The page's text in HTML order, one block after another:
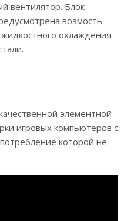
вентилятор. Блок
возмость
охлаждения.
элементной
игровых компьютеров с
которой не